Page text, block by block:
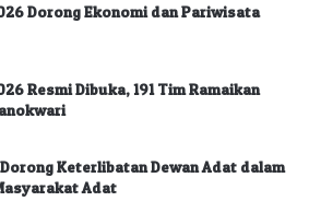
Dorong Ekonomi dan Pariwisata
Resmi Dibuka, 191 Tim Ramaikan
Keterlibatan Dewan Adat dalam
Adat